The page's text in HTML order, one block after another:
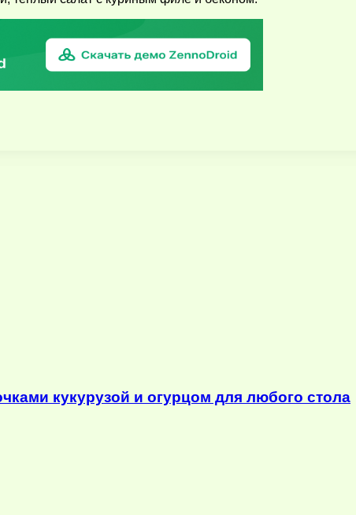
кукурузой и огурцом для любого стола